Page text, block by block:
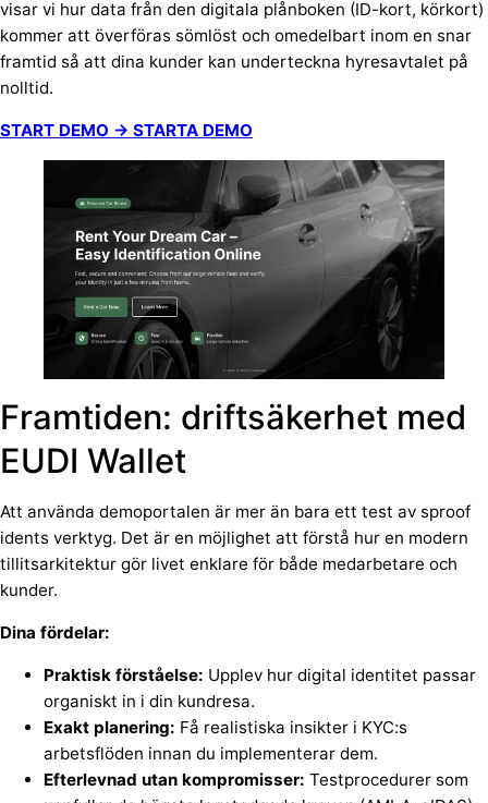
visar vi hur data från den digitala plånboken (ID-kort, körkort)
kommer att överföras sömlöst och omedelbart inom en snar
framtid så att dina kunder kan underteckna hyresavtalet på
nolltid.
START DEMO → STARTA DEMO
Framtiden: driftsäkerhet med
EUDI Wallet
Att använda demoportalen är mer än bara ett test av sproof
idents verktyg. Det är en möjlighet att förstå hur en modern
tillitsarkitektur gör livet enklare för både medarbetare och
kunder.
Dina fördelar:
Praktisk förståelse: Upplev hur digital identitet passar
organiskt in i din kundresa.
Exakt planering: Få realistiska insikter i KYC:s
arbetsflöden innan du implementerar dem.
Efterlevnad utan kompromisser: Testprocedurer som